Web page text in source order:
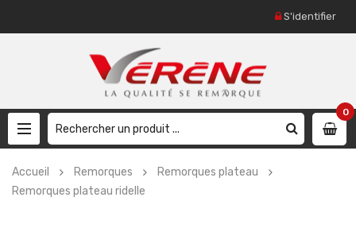
S'identifier
0
Accueil Remorques
Remorques plateau
Remorques plateau ridelle